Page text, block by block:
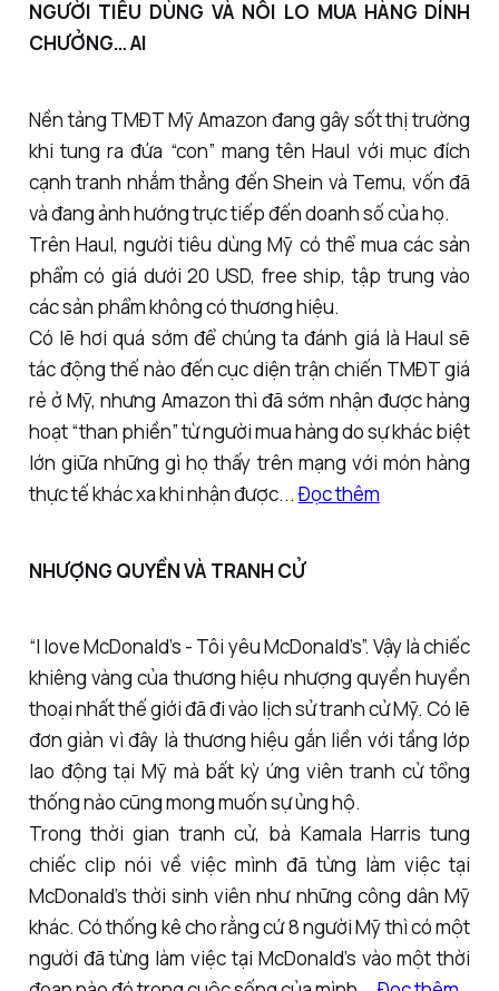
NGƯỜI TIÊU DÙNG VÀ NỖI LO MUA HÀNG DÍNH
CHƯỞNG… AI
Nền tảng TMĐT Mỹ Amazon đang gây sốt thị trường
khi tung ra đứa “con” mang tên Haul với mục đích
cạnh tranh nhắm thẳng đến Shein và Temu, vốn đã
và đang ảnh hướng trực tiếp đến doanh số của họ.
Trên Haul, người tiêu dùng Mỹ có thể mua các sản
phẩm có giá dưới 20 USD, free ship, tập trung vào
các sản phẩm không có thương hiệu.
Có lẽ hơi quá sớm để chúng ta đánh giá là Haul sẽ
tác động thế nào đến cục diện trận chiến TMĐT giá
rẻ ở Mỹ, nhưng Amazon thì đã sớm nhận được hàng
hoạt “than phiền” từ người mua hàng do sự khác biệt
lớn giữa những gì họ thấy trên mạng với món hàng
thực tế khác xa khi nhận được...Đọc thêm
NHƯỢNG QUYỀN VÀ TRANH CỬ
“I love McDonald’s - Tôi yêu McDonald’s”. Vậy là chiếc
khiêng vàng của thương hiệu nhượng quyền huyền
thoại nhất thế giới đã đi vào lịch sử tranh cử Mỹ. Có lẽ
đơn giản vì đây là thương hiệu gắn liền với tầng lớp
lao động tại Mỹ mà bất kỳ ứng viên tranh cử tổng
thống nào cũng mong muốn sự ủng hộ.
Trong thời gian tranh cử, bà Kamala Harris tung
chiếc clip nói về việc mình đã từng làm việc tại
McDonald’s thời sinh viên như những công dân Mỹ
khác. Có thống kê cho rằng cứ 8 người Mỹ thì có một
người đã từng làm việc tại McDonald’s vào một thời